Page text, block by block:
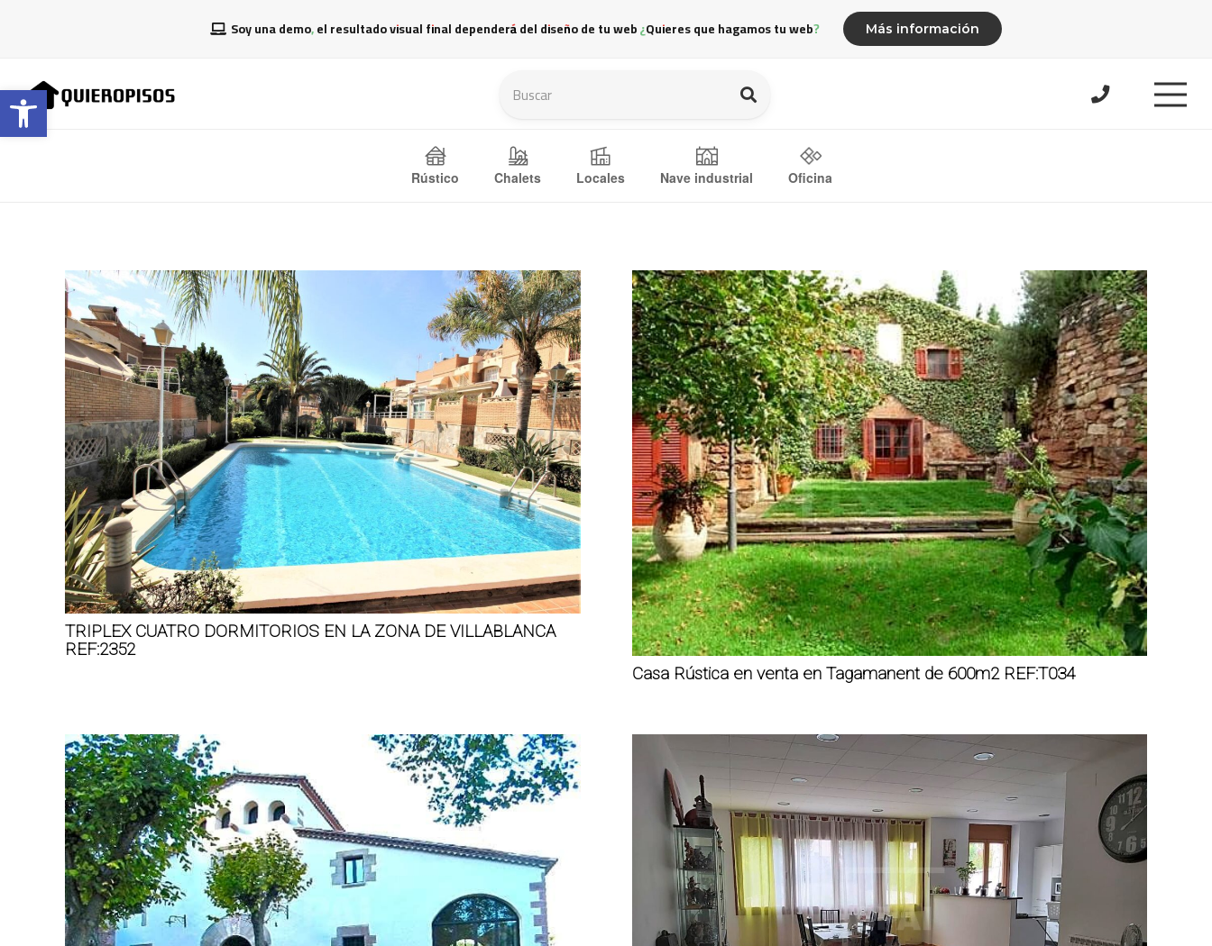
Abrir barra de herramientas
Soy una demo, el resultado visual final dependerá del diseño de tu web ¿Quieres que hagamos tu web? Más información
Rústico Chalets Locales Nave industrial Oficina
TRIPLEX CUATRO DORMITORIOS EN LA ZONA DE VILLABLANCA
REF:2352
Casa Rústica en venta en Tagamanent de 600m2 REF:T034